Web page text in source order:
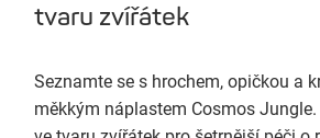
tvaru zvířátek
Seznamte se s hrochem, opičkou a
měkkým náplastem Cosmos